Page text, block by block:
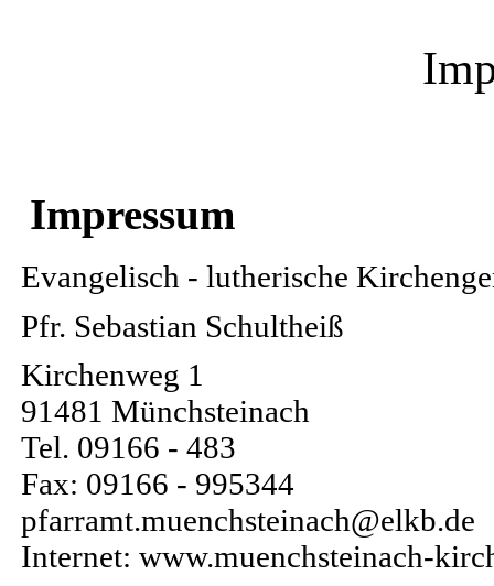
Impressum
Evangelisch - lutherische
Pfr. Sebastian Schultheiß
Kirchenweg 1
91481 Münchsteinach
Tel. 09166 - 483
Fax: 09166 - 995344
pfarramt.muenchsteinach@elkb.de
Internet: www.muenchsteinach-